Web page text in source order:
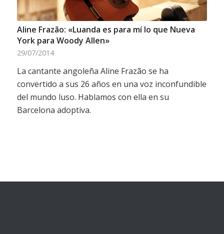
Aline Frazão: «Luanda es para mí lo que Nueva
York para Woody Allen»
29/07/2014
La cantante angoleña Aline Frazão se ha
convertido a sus 26 años en una voz inconfundible
del mundo luso. Hablamos con ella en su
Barcelona adoptiva.